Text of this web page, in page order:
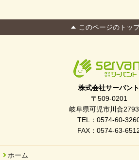
FC Bombonera 岐阜県No.1
令和7年度 岐阜県スポーツ賞「FC
岐阜県「働いてもらい方改革」優良事
このページのトッ
株式会社サーバント
〒509-0201
岐阜県可児市川合
TEL：0574-60-
FAX：0574-63-
ホーム